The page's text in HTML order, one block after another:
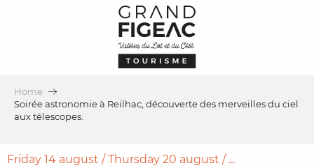
Home
Soirée astronomie à Reilhac, découverte des merveilles du ciel
aux télescopes.
Friday 14 august / Thursday 20 august / ...